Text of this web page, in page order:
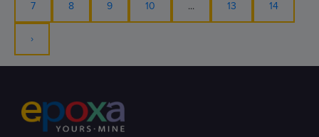
7 8 9 10 ... 13 14
›